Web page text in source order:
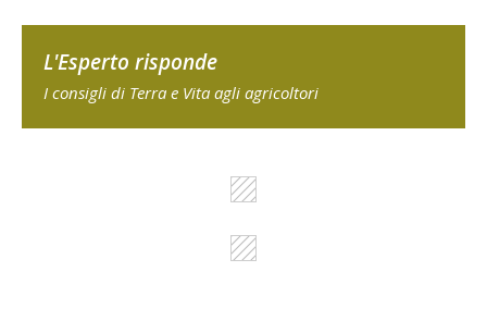
L'Esperto risponde
I consigli di Terra e Vita agli agricoltori